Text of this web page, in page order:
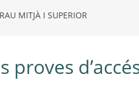
MITJÀ I SUPERIOR
proves